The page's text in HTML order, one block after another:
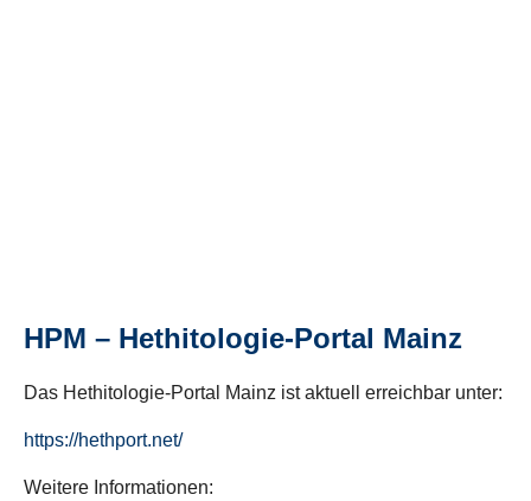
HPM – Hethitologie-Portal Mainz
Das Hethitologie-Portal Mainz ist aktuell erreichbar unter:
https://hethport.net/
Weitere Informationen: